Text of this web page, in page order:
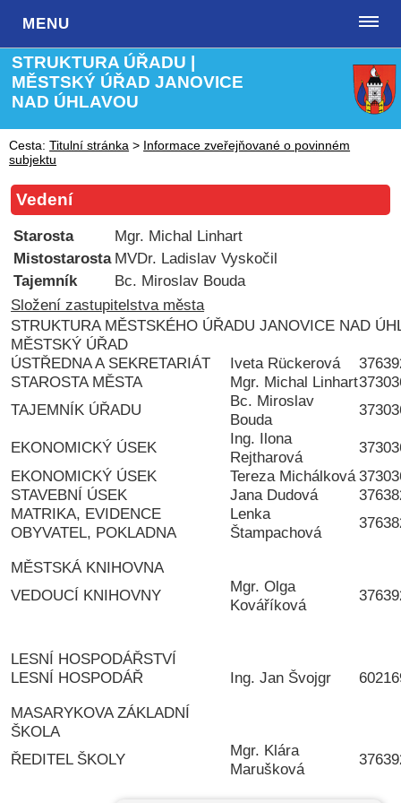
MENU
STRUKTURA ÚŘADU |
MĚSTSKÝ ÚŘAD JANOVICE
NAD ÚHLAVOU
Cesta: Titulní stránka > Informace zveřejňované o povinném
subjektu
Vedení
Starosta
Mgr. Michal Linhart
Mistostarosta MVDr. Ladislav Vyskočil
Tajemník
Bc. Miroslav Bouda
Složení zastupitelstva města
STRUKTURA MĚSTSKÉHO ÚŘADU JANOVICE NAD
MĚSTSKÝ ÚŘAD
ÚSTŘEDNA A SEKRETARIÁT
Iveta Rückerová
STAROSTA MĚSTA
Mgr. Michal Linhart
TAJEMNÍK ÚŘADU
Bc. Miroslav
Bouda
EKONOMICKÝ ÚSEK
Ing. Ilona
Rejtharová
EKONOMICKÝ ÚSEK
Tereza Michálková
STAVEBNÍ ÚSEK
Jana Dudová
MATRIKA, EVIDENCE
OBYVATEL, POKLADNA
Lenka
Štampachová
MĚSTSKÁ KNIHOVNA
VEDOUCÍ KNIHOVNY
Mgr. Olga
Kováříková
LESNÍ HOSPODÁŘSTVÍ
LESNÍ HOSPODÁŘ
Ing. Jan Švojgr
MASARYKOVA ZÁKLADNÍ
ŠKOLA
ŘEDITEL ŠKOLY
Mgr. Klára
Marušková